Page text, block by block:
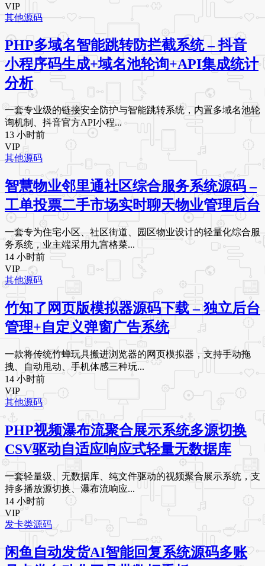
VIP
其他源码
PHP多域名智能跳转防拦截系统 – 抖音
小程序码生成+域名池轮询+API集成统计
分析
一套专业级的链接安全防护与智能跳转系统，内置多域名池轮
询机制、抖音官方API小程...
13 小时前
VIP
其他源码
智慧物业邻里通社区综合服务系统源码 –
工单投票二手市场实时聊天物业管理后台
一套专为住宅小区、社区街道、园区物业设计的轻量化综合服
务系统，业主端采用九宫格菜...
14 小时前
VIP
其他源码
竹知了网页版模拟器源码下载 – 独立后台
管理+自定义弹窗广告系统
一款将传统竹蝉玩具搬进浏览器的网页模拟器，支持手动拖
拽、自动甩动、手机体感三种玩...
14 小时前
VIP
其他源码
PHP视频瀑布流聚合展示系统多源切换
CSV驱动自适应响应式轻量无数据库
一套轻量级、无数据库、纯文件驱动的视频聚合展示系统，支
持多播放源切换、瀑布流响应...
14 小时前
VIP
发卡类源码
闲鱼自动发货AI智能回复系统源码多账